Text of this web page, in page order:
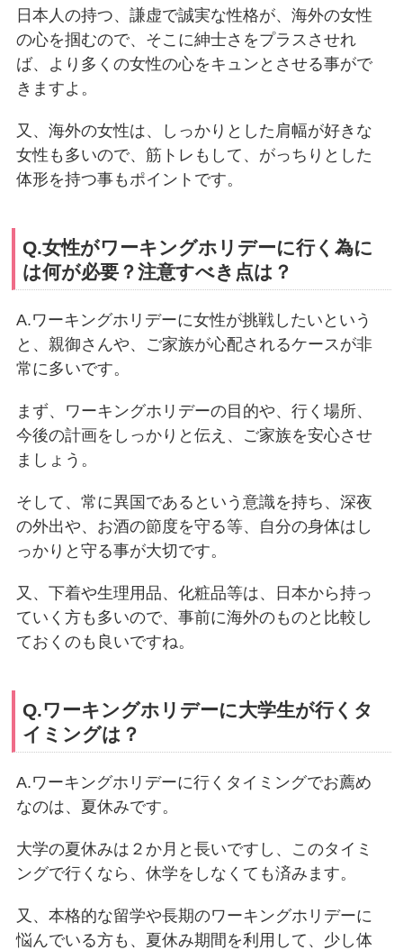
日本人の持つ、謙虚で誠実な性格が、海外の女性
の心を掴むので、そこに紳士さをプラスさせれ
ば、より多くの女性の心をキュンとさせる事がで
きますよ。
又、海外の女性は、しっかりとした肩幅が好きな
女性も多いので、筋トレもして、がっちりとした
体形を持つ事もポイントです。
Q.女性がワーキングホリデーに行く為に
は何が必要？注意すべき点は？
A.ワーキングホリデーに女性が挑戦したいという
と、親御さんや、ご家族が心配されるケースが非
常に多いです。
まず、ワーキングホリデーの目的や、行く場所、
今後の計画をしっかりと伝え、ご家族を安心させ
ましょう。
そして、常に異国であるという意識を持ち、深夜
の外出や、お酒の節度を守る等、自分の身体はし
っかりと守る事が大切です。
又、下着や生理用品、化粧品等は、日本から持っ
ていく方も多いので、事前に海外のものと比較し
ておくのも良いですね。
Q.ワーキングホリデーに大学生が行くタ
イミングは？
A.ワーキングホリデーに行くタイミングでお薦め
なのは、夏休みです。
大学の夏休みは２か月と長いですし、このタイミ
ングで行くなら、休学をしなくても済みます。
又、本格的な留学や長期のワーキングホリデーに
悩んでいる方も、夏休み期間を利用して、少し体